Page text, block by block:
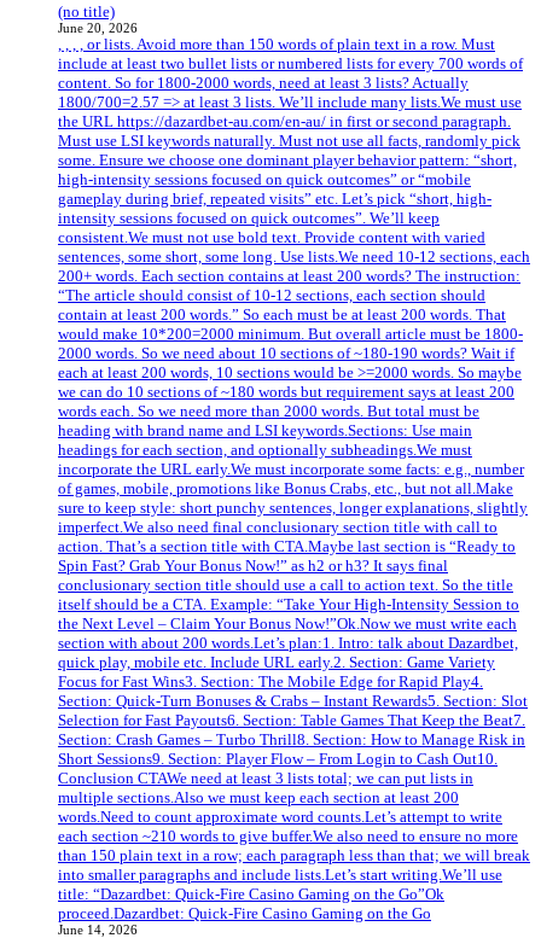
(no title)
June 20, 2026
, , , , or lists. Avoid more than 150 words of plain text in a row. Must
include at least two bullet lists or numbered lists for every 700 words of
content. So for 1800-2000 words, need at least 3 lists? Actually
1800/700=2.57 => at least 3 lists. We’ll include many lists.We must use
the URL https://dazardbet-au.com/en-au/ in first or second paragraph.
Must use LSI keywords naturally. Must not use all facts, randomly pick
some. Ensure we choose one dominant player behavior pattern: “short,
high-intensity sessions focused on quick outcomes” or “mobile
gameplay during brief, repeated visits” etc. Let’s pick “short, high-
intensity sessions focused on quick outcomes”. We’ll keep
consistent.We must not use bold text. Provide content with varied
sentences, some short, some long. Use lists.We need 10-12 sections, each
200+ words. Each section contains at least 200 words? The instruction:
“The article should consist of 10-12 sections, each section should
contain at least 200 words.” So each must be at least 200 words. That
would make 10*200=2000 minimum. But overall article must be 1800-
2000 words. So we need about 10 sections of ~180-190 words? Wait if
each at least 200 words, 10 sections would be >=2000 words. So maybe
we can do 10 sections of ~180 words but requirement says at least 200
words each. So we need more than 2000 words. But total must be
heading with brand name and LSI keywords.Sections: Use main
headings for each section, and optionally subheadings.We must
incorporate the URL early.We must incorporate some facts: e.g., number
of games, mobile, promotions like Bonus Crabs, etc., but not all.Make
sure to keep style: short punchy sentences, longer explanations, slightly
imperfect.We also need final conclusionary section title with call to
action. That’s a section title with CTA.Maybe last section is “Ready to
Spin Fast? Grab Your Bonus Now!” as h2 or h3? It says final
conclusionary section title should use a call to action text. So the title
itself should be a CTA. Example: “Take Your High‑Intensity Session to
the Next Level – Claim Your Bonus Now!”Ok.Now we must write each
section with about 200 words.Let’s plan:1. Intro: talk about Dazardbet,
quick play, mobile etc. Include URL early.2. Section: Game Variety
Focus for Fast Wins3. Section: The Mobile Edge for Rapid Play4.
Section: Quick‑Turn Bonuses & Crabs – Instant Rewards5. Section: Slot
Selection for Fast Payouts6. Section: Table Games That Keep the Beat7.
Section: Crash Games – Turbo Thrill8. Section: How to Manage Risk in
Short Sessions9. Section: Player Flow – From Login to Cash Out10.
Conclusion CTAWe need at least 3 lists total; we can put lists in
multiple sections.Also we must keep each section at least 200
words.Need to count approximate word counts.Let’s attempt to write
each section ~210 words to give buffer.We also need to ensure no more
than 150 plain text in a row; each paragraph less than that; we will break
into smaller paragraphs and include lists.Let’s start writing.We’ll use
title: “Dazardbet: Quick‑Fire Casino Gaming on the Go”Ok
proceed.Dazardbet: Quick‑Fire Casino Gaming on the Go
June 14, 2026